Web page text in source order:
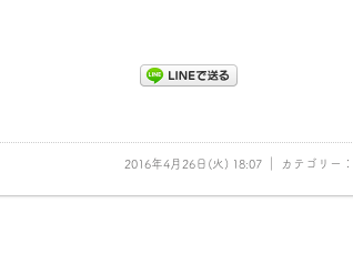
2016年4月26日(火) 18:07 ｜ カテゴリー：